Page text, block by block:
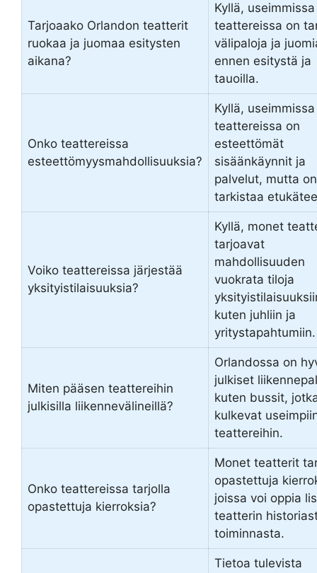
Tarjoaako Orlandon teatterit
ruokaa ja juomaa esitysten
aikana?
Kyllä, useimmissa
teattereissa on
välipaloja ja
ennen esitystä ja
tauoilla.
Onko teattereissa
esteettömyysmahdollisuuksia?
Kyllä, useimmissa
teattereissa on
esteettömät
sisäänkäynnit ja
palvelut, mutta
tarkistaa
Voiko teattereissa järjestää
yksityistilaisuuksia?
Kyllä, monet
tarjoavat
mahdollisuuden
vuokrata tiloja
kuten juhliin ja
yritystapahtumiin.
Miten pääsen teattereihin
julkisilla liikennevälineillä?
Orlandossa on
julkiset
kuten bussit,
kulkevat
teattereihin.
Onko teattereissa tarjolla
opastettuja kierroksia?
Monet teatterit
opastettuja
joissa voi oppia
teatterin
toiminnasta.
Tietoa tulevista